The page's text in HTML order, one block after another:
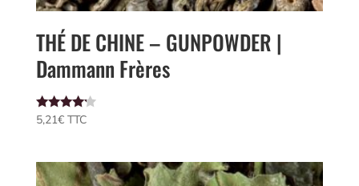
THÉ DE CHINE – GUNPOWDER |
Dammann Frères
Note
5,21€ TTC